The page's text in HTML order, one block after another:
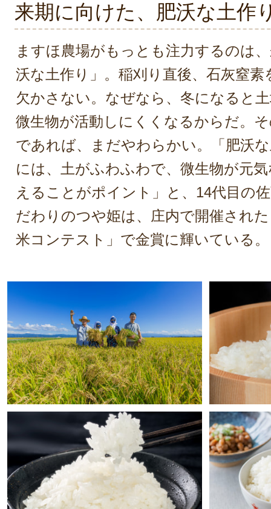
来期に向けた、肥沃な土作
ますほ農場がもっとも注力するのは
沃な土作り」。稲刈り直後、石灰窒
欠かさない。なぜなら、冬になると
微生物が活動しにくくなるからだ。
であれば、まだやわらかい。「肥沃
には、土がふわふわで、微生物が元
えることがポイント」と、14代目の
だわりのつや姫は、庄内で開催され
米コンテスト」で金賞に輝いている。